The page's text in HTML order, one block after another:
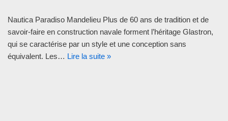
Nautica Paradiso Mandelieu Plus de 60 ans de tradition et de
savoir-faire en construction navale forment l’héritage Glastron,
qui se caractérise par un style et une conception sans
équivalent. Les… Lire la suite »